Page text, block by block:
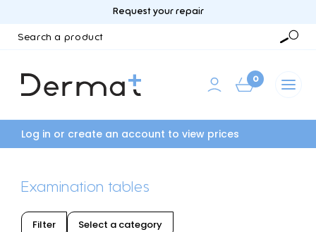
Request your repair
0
Log in or create an account to view prices
Examination tables
Filter Select a category